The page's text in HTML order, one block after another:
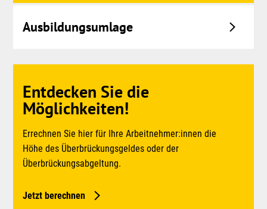
Ausbildungsumlage
Entdecken Sie die
Möglichkeiten!
Errechnen Sie hier für Ihre Arbeitnehmer:innen die
Höhe des Überbrückungsgeldes oder der
Überbrückungsabgeltung.
Jetzt berechnen